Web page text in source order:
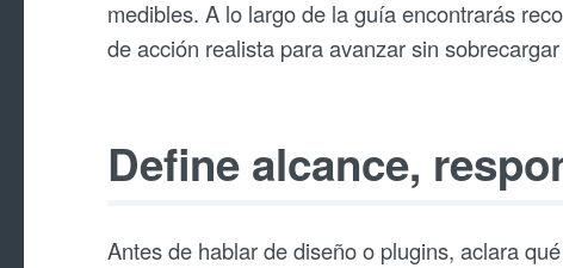
medibles. A lo largo de la guía encontrarás
de acción realista para avanzar sin
Define alcance,
Antes de hablar de diseño o plugins, aclara